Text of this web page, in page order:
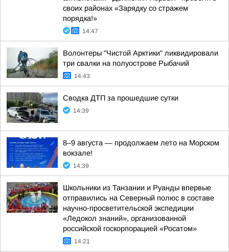
своих районах «Зарядку со стражем
порядка!»
14:47
Волонтеры "Чистой Арктики" ликвидировали
три свалки на полуострове Рыбачий
14:43
Сводка ДТП за прошедшие сутки
14:39
8–9 августа — продолжаем лето на Морском
вокзале!
14:39
Школьники из Танзании и Руанды впервые
отправились на Северный полюс в составе
научно-просветительской экспедиции
«Ледокол знаний», организованной
российской госкорпорацией «Росатом»
14:21